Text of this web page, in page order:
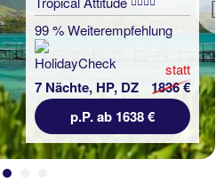
99 % Weiterempfehlung
7 Nächte, HP, DZ
statt
1836 €
p.P. ab 1638 €